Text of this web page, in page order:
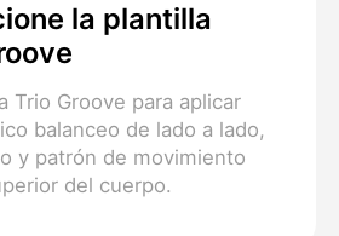
la plantilla
Trio Groove para aplicar
balanceo de lado a lado,
y patrón de movimiento
del cuerpo.